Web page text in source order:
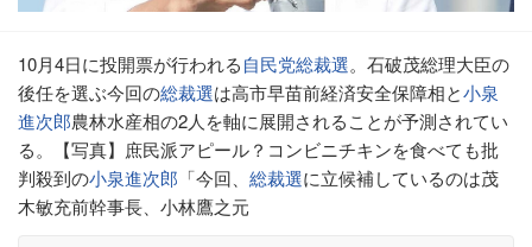
10月4日に投開票が行われる自民党総裁選。石破茂総理大臣の
後任を選ぶ今回の総裁選は高市早苗前経済安全保障相と小泉
進次郎農林水産相の2人を軸に展開されることが予測されてい
る。【写真】庶民派アピール？コンビニチキンを食べても批
判殺到の小泉進次郎 「今回、 総裁選に立候補しているのは茂
木敏充前幹事長、小林鷹之元